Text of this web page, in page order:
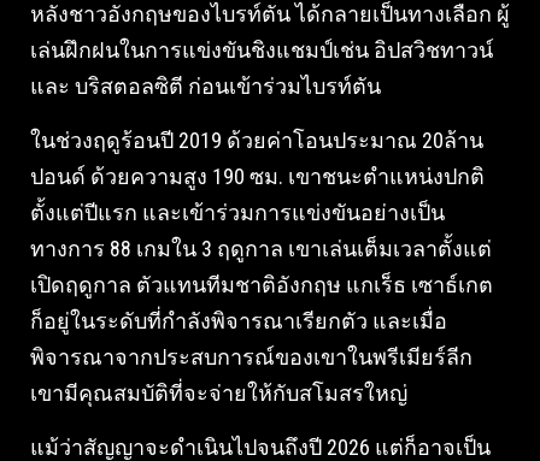
หลังชาวอังกฤษของไบรท์ตัน ได้กลายเป็นทางเลือก ผู้
เล่นฝึกฝนในการแข่งขันชิงแชมป์เช่น อิปสวิชทาวน์
และ บริสตอลซิตี ก่อนเข้าร่วมไบรท์ตัน
ในช่วงฤดูร้อนปี 2019 ด้วยค่าโอนประมาณ 20ล้าน
ปอนด์ ด้วยความสูง 190 ซม. เขาชนะตำแหน่งปกติ
ตั้งแต่ปีแรก และเข้าร่วมการแข่งขันอย่างเป็น
ทางการ 88 เกมใน 3 ฤดูกาล เขาเล่นเต็มเวลาตั้งแต่
เปิดฤดูกาล ตัวแทนทีมชาติอังกฤษ แกเร็ธ เซาธ์เกต
ก็อยู่ในระดับที่กำลังพิจารณาเรียกตัว และเมื่อ
พิจารณาจากประสบการณ์ของเขาในพรีเมียร์ลีก
เขามีคุณสมบัติที่จะจ่ายให้กับสโมสรใหญ่
แม้ว่าสัญญาจะดำเนินไปจนถึงปี 2026 แต่ก็อาจเป็น